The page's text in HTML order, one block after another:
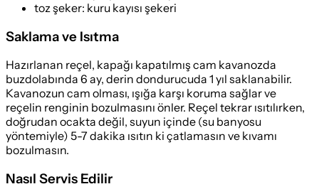
toz şeker: kuru kayısı şekeri
Saklama ve Isıtma
Hazırlanan reçel, kapağı kapatılmış cam kavanozda
buzdolabında 6 ay, derin dondurucuda 1 yıl saklanabilir.
Kavanozun cam olması, ışığa karşı koruma sağlar ve
reçelin renginin bozulmasını önler. Reçel tekrar ısıtılırken,
doğrudan ocakta değil, suyun içinde (su banyosu
yöntemiyle) 5-7 dakika ısıtın ki çatlamasın ve kıvamı
bozulmasın.
Nasıl Servis Edilir